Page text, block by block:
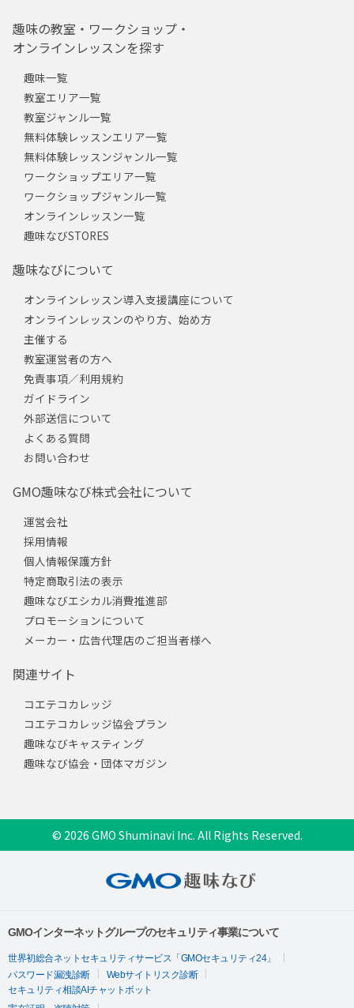
趣味の教室・ワークショップ・
オンラインレッスンを探す
趣味一覧
教室エリア一覧
教室ジャンル一覧
無料体験レッスンエリア一覧
無料体験レッスンジャンル一覧
ワークショップエリア一覧
ワークショップジャンル一覧
オンラインレッスン一覧
趣味なびSTORES
趣味なびについて
オンラインレッスン導入支援講座について
オンラインレッスンのやり方、始め方
主催する
教室運営者の方へ
免責事項／利用規約
ガイドライン
外部送信について
よくある質問
お問い合わせ
GMO趣味なび株式会社について
運営会社
採用情報
個人情報保護方針
特定商取引法の表示
趣味なびエシカル消費推進部
プロモーションについて
メーカー・広告代理店のご担当者様へ
関連サイト
コエテコカレッジ
コエテコカレッジ協会プラン
趣味なびキャスティング
趣味なび協会・団体マガジン
© 2026 GMO Shuminavi Inc. All Rights Reserved.